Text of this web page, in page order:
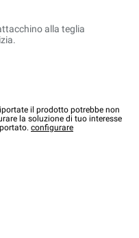
alla teglia
il prodotto potrebbe non
la soluzione di tuo interesse
configurare